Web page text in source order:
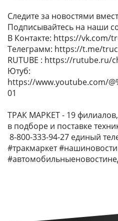
Следите за новостями
Подписывайтесь на наши
В Контакте: https://vk.com/
Телеграмм: https://t.me/
RUTUBE : https://rutube.ru/
Ютуб:
https://www.youtube.com/
01
ТРАК МАРКЕТ - 19
в подборе и поставке
8-800-333-94-27 единый
#тракмаркет